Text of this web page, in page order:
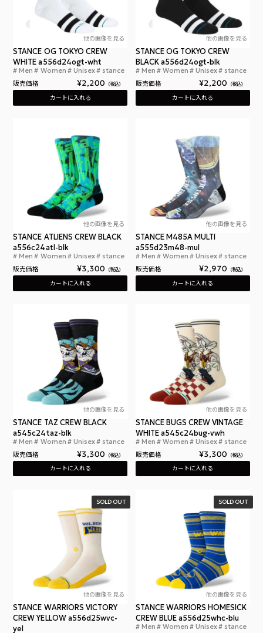
他の画像を見る
スタンス オージー トウキョー クルー ホワイト
STANCE OG TOKYO CREW
WHITE a556d24ogt-wht
Men Women Unisex stance
販売価格 ¥2,200 税込
カートに入れる
他の画像を見る
STANCE OG TOKYO CREW
BLACK a556d24ogt-blk
Men Women Unisex stance
販売価格 ¥2,200 税込
カートに入れる
他の画像を見る
スタンス アトリエンズ クルー ブラック
STANCE ATLIENS CREW BLACK
a556c24atl-blk
Men Women Unisex stance
販売価格 ¥3,300 税込
カートに入れる
他の画像を見る
STANCE M485A MULTI
a555d23m48-mul
Men Women Unisex stance
販売価格 ¥2,970 税込
カートに入れる
他の画像を見る
スタンス タズ クルー ブラック
STANCE TAZ CREW BLACK
a545c24taz-blk
Men Women Unisex stance
販売価格 ¥3,300 税込
カートに入れる
他の画像を見る
STANCE BUGS CREW VINTAGE
WHITE a545c24bug-vwh
Men Women Unisex stance
販売価格 ¥3,300 税込
カートに入れる
他の画像を見る
STANCE WARRIORS VICTORY
CREW YELLOW a556d25wvc-
yel
SOLD OUT
他の画像を見る
STANCE WARRIORS HOMESICK
CREW BLUE a556d25whc-blu
Men Women Unisex stance
SOLD OUT